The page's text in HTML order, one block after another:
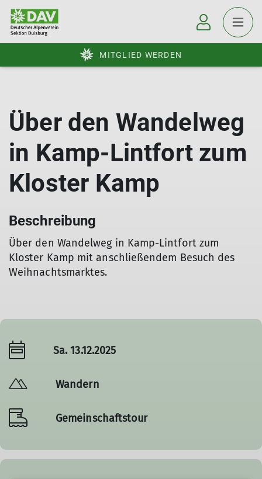
MITGLIED WERDEN
Über den Wandelweg
in Kamp-Lintfort zum
Kloster Kamp
Beschreibung
Über den Wandelweg in Kamp-Lintfort zum
Kloster Kamp mit anschließendem Besuch des
Weihnachtsmarktes.
Sa. 13.12.2025
Wandern
Gemeinschaftstour